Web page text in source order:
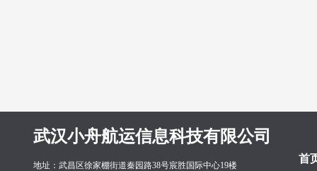
武汉小舟航运信息科技有限公司
首
地址：武昌区徐家棚街道秦园路38号宸胜国际中心19楼